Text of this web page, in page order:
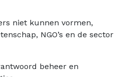
niet kunnen vormen,
NGO’s en de sector
beheer en